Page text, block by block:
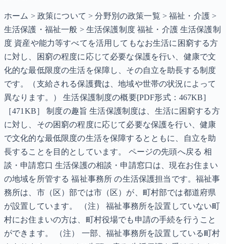
ホーム > 政策について > 分野別の政策一覧 > 福祉・介護 >
生活保護・福祉一般 > 生活保護制度 福祉・介護 生活保護制
度 資産や能力等すべてを活用してもなお生活に困窮する方
に対し、困窮の程度に応じて必要な保護を行い、健康で文
化的な最低限度の生活を保障し、その自立を助長する制度
です。（支給される保護費は、地域や世帯の状況によって
異なります。） 生活保護制度の概要[PDF形式：467KB]
［471KB］ 制度の趣旨 生活保護制度は、生活に困窮する方
に対し、その困窮の程度に応じて必要な保護を行い、健康
で文化的な最低限度の生活を保障するとともに、自立を助
長することを目的としています。 ページの先頭へ戻る 相
談・申請窓口 生活保護の相談・申請窓口は、現在お住まい
の地域を所管する 福祉事務所 の生活保護担当です。福祉事
務所は、市（区）部では市（区）が、町村部では都道府県
が設置しています。 （注） 福祉事務所を設置していない町
村にお住まいの方は、町村役場でも申請の手続を行うこと
ができます。 （注） 一部、福祉事務所を設置している町村